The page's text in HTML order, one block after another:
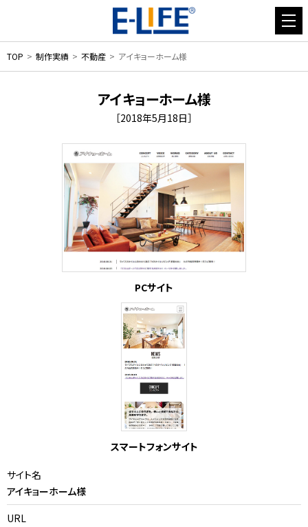
TOP 制作実績 不動産 アイキョーホーム様
アイキョーホーム様
［2018年5月18日］
PCサイト
スマートフォンサイト
サイト名
アイキョーホーム様
URL